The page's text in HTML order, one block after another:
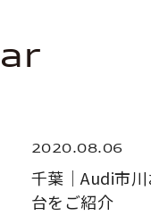
2020.08.06
千葉｜Audi市
台をご紹介